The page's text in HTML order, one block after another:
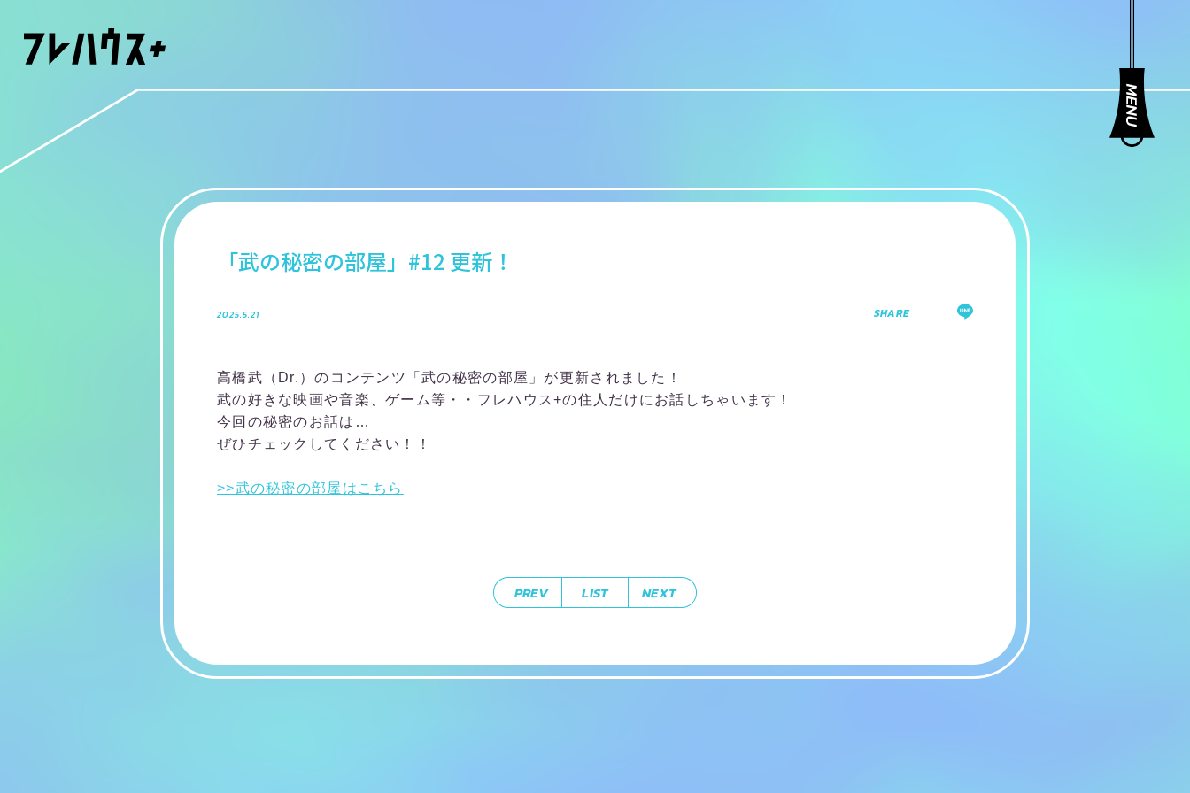
「武の秘密の部屋」#12 更新！
2025.5.21 SHARE
高橋武（Dr.）のコンテンツ「武の秘密の部屋」が更新されました！
武の好きな映画や音楽、ゲーム等・・フレハウス+の住人だけにお話しちゃいます！
今回の秘密のお話は…
ぜひチェックしてください！！
>>武の秘密の部屋はこちら
PREV LIST NEXT